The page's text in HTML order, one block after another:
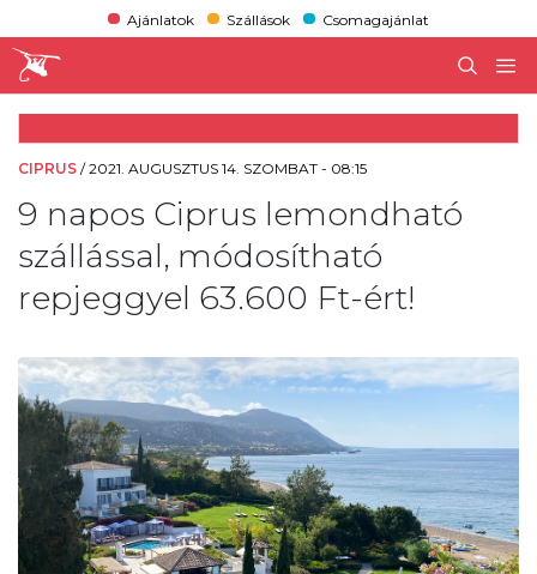
Ajánlatok Szállások Csomagajánlat
CIPRUS /2021. AUGUSZTUS 14. SZOMBAT - 08:15
9 napos Ciprus lemondható
szállással, módosítható
repjeggyel 63.600 Ft-ért!